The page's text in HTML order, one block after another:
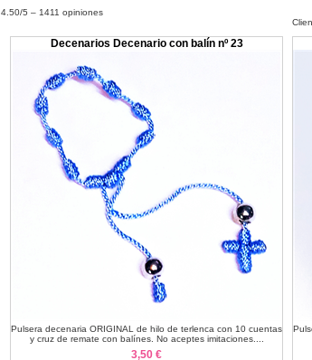
4.50/5 – 1411 opiniones
Decenarios Decenario con balín nº 23
Pulsera decenaria ORIGINAL de hilo de terlenca con 10 cuentas
y cruz de remate con balínes. No aceptes imitaciones....
3,50 €